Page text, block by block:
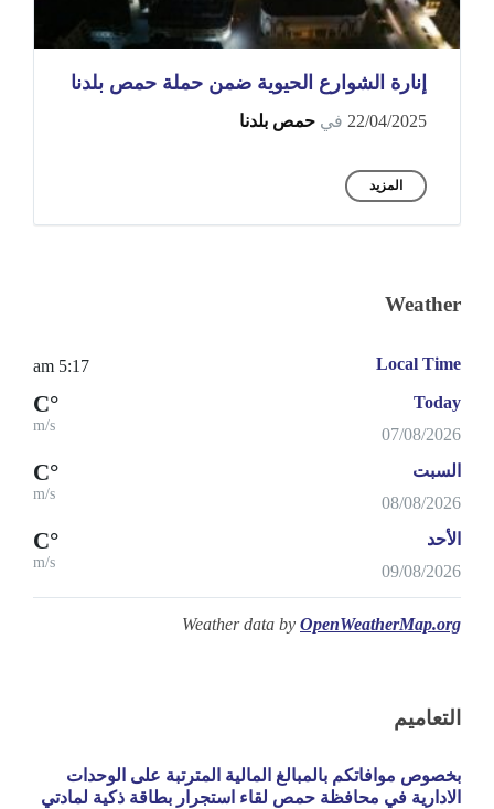
إنارة الشوارع الحيوية ضمن حملة حمص بلدنا
22/04/2025 في حمص بلدنا
المزيد
Weather
Local Time
5:17 am
Today
07/08/2026
°C
m/s
السبت
08/08/2026
°C
m/s
الأحد
09/08/2026
°C
m/s
Weather data by OpenWeatherMap.org
التعاميم
بخصوص موافاتكم بالمبالغ المالية المترتبة على الوحدات
الادارية في محافظة حمص لقاء استجرار بطاقة ذكية لمادتي